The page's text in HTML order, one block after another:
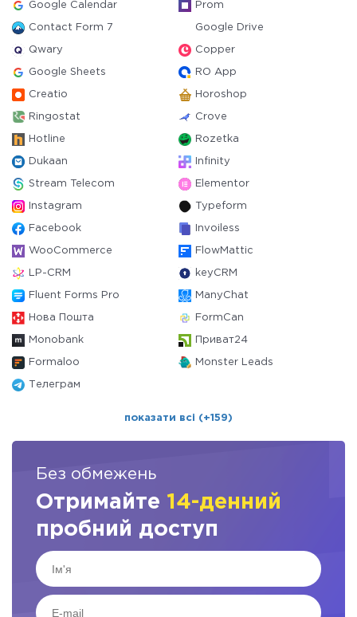
Google Calendar Prom
Contact Form 7 Google Drive
Qwary Copper
Google Sheets RO App
Creatio Horoshop
Ringostat Crove
Hotline Rozetka
Dukaan Infinity
Stream Telecom Elementor
Instagram Typeform
Facebook Invoiless
WooCommerce FlowMattic
LP-CRM keyCRM
Fluent Forms Pro ManyChat
Нова Пошта FormCan
Monobank Приват24
Formaloo Monster Leads
Телеграм
показати всі (+159)
Без обмежень
Отримайте 14-денний
пробний доступ